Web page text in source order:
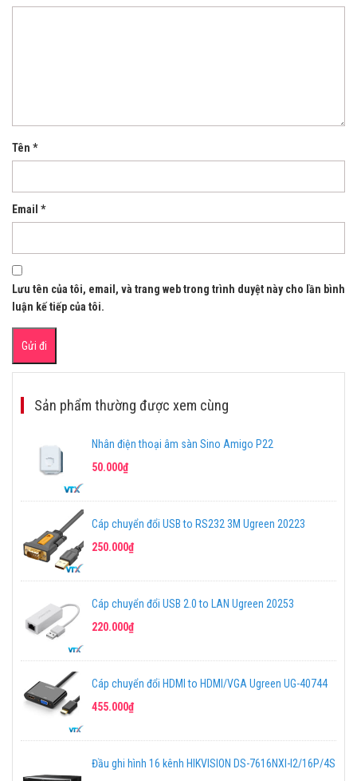
Tên *
Email *
Lưu tên của tôi, email, và trang web trong trình duyệt này cho lần bình
luận kế tiếp của tôi.
Sản phẩm thường được xem cùng
Nhân điện thoại âm sàn Sino Amigo P22
50.000₫
Cáp chuyển đổi USB to RS232 3M Ugreen 20223
250.000₫
Cáp chuyển đổi USB 2.0 to LAN Ugreen 20253
220.000₫
Cáp chuyển đổi HDMI to HDMI/VGA Ugreen UG-40744
455.000₫
Đầu ghi hình 16 kênh HIKVISION DS-7616NXI-I2/16P/4S